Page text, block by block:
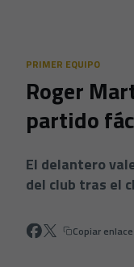
PRIMER EQUIPO
Roger
partido
El delantero
del club tras el
Copiar enlace